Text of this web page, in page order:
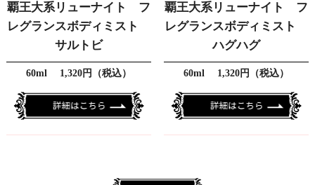
覇王大系リューナイト フ
レグランスボディミスト
サルトビ
60ml 1,320円（税込）
覇王大系リューナイト フ
レグランスボディミスト
ハグハグ
60ml 1,320円（税込）